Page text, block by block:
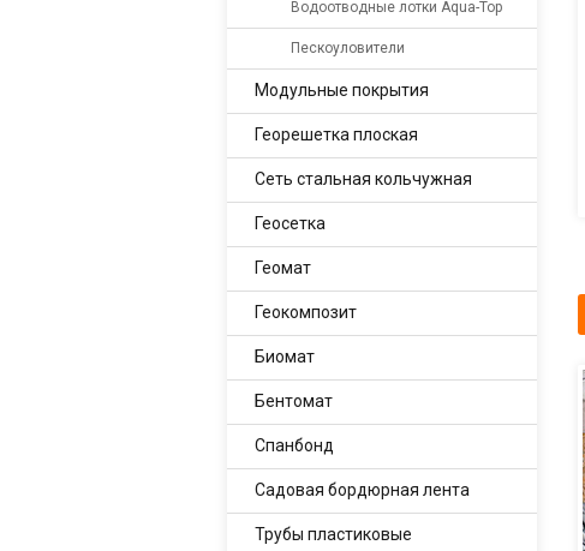
Водоотводные лотки Aqua-Top
Пескоуловители
Модульные покрытия
Георешетка плоская
Сеть стальная кольчужная
Геосетка
Геомат
Геокомпозит
Биомат
Бентомат
Спанбонд
Садовая бордюрная лента
Трубы пластиковые